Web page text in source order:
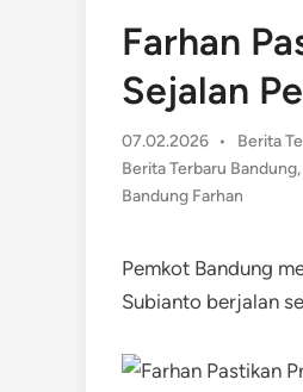
Farhan
Sejalan
07.02.2026 •
Posted
in
Berita
Berita Terbaru Bandung,
Bandung Farhan
Pemkot Bandung
Subianto berjalan